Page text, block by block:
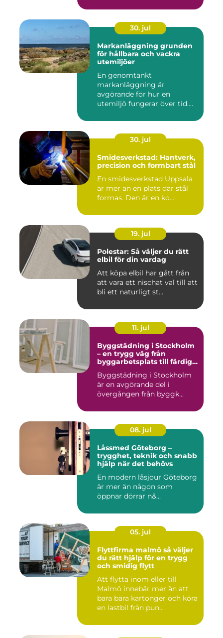
30. jul
Markanläggning grunden
för hållbara och vackra
utemiljöer
En genomtänkt
markanläggning är
avgörande för hur en
utemiljö fungerar över tid.
30. jul
Smidesverkstad: Hantverk,
precision och formbart stål
En smidesverkstad Uppsala
är mer än en plats där stål
formas. Den är en ko...
19. jul
Polestar: Så väljer du rätt
elbil för din vardag
Att köpa elbil har gått från
att vara ett nischat val till att
bli ett naturligt st...
11. jul
Byggstädning i Stockholm
– en trygg väg från
byggarbetsplats till färdig
Byggstädning i Stockholm
är en avgörande del i
övergången från byggk...
08. jul
Låssmed Göteborg –
trygghet, teknik och snabb
hjälp när det behövs
En modern låsjour Göteborg
är mer än någon som
öppnar dörrar n&...
05. jul
Flyttfirma malmö så väljer
du rätt hjälp för en trygg
och smidig flytt
Att flytta inom eller till
Malmö innebär mer än att
bara bära kartonger och köra
en lastbil från pun...